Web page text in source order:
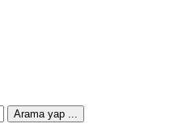
Arama yap ...